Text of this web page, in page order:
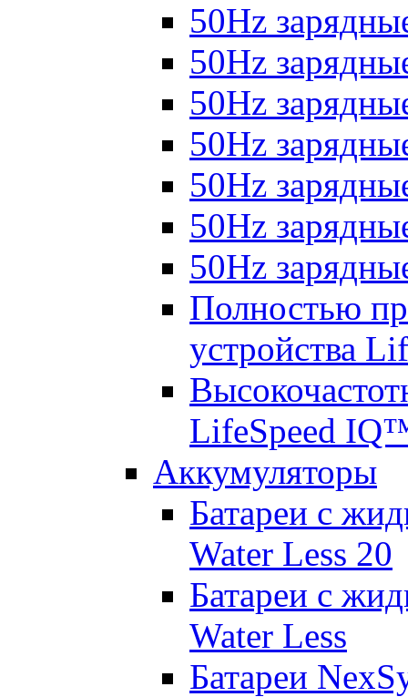
50Hz
50Hz
50Hz
50Hz
50Hz
50Hz
50Hz
Полностью
устройства
LifeSpeed
Аккумуляторы
Батареи с
Water Less 20
Батареи с
Water Less
Батареи